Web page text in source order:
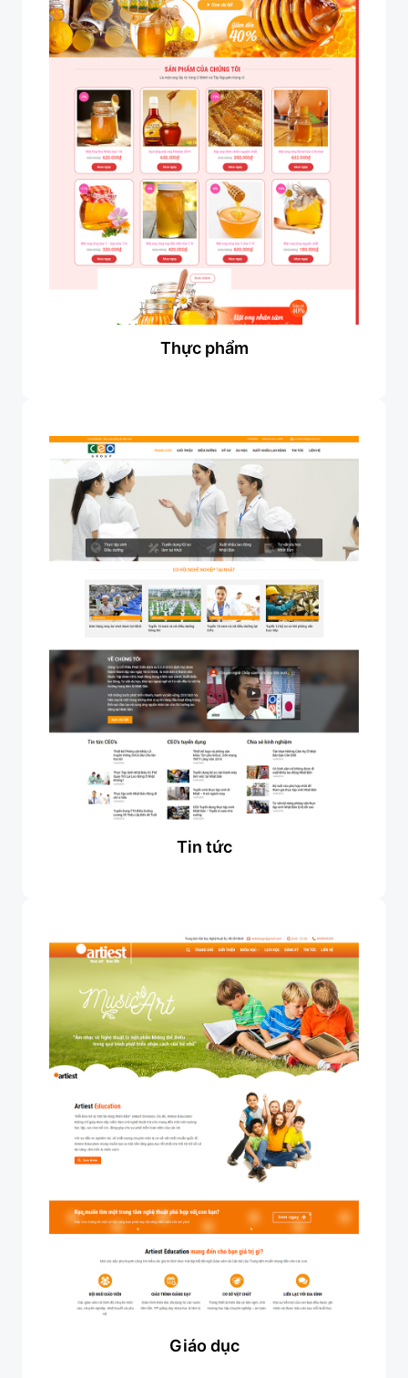
Thực phẩm
Tin tức
Giáo dục